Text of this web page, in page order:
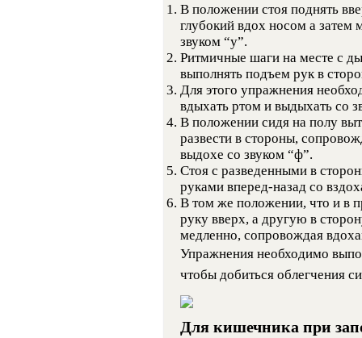
В положении стоя поднять
глубокий вдох носом а затем
звуком “у”.
Ритмичные шаги на месте с
выполнять подъем рук в
Для этого упражнения
вдыхать ртом и выдыхать со
В положении сидя на полу
развести в стороны,
выдохе со звуком “ф”.
Стоя с разведенными в
руками вперед-назад со
В том же положении, что и в
руку вверх, а другую в
медленно, сопровождая
Упражнения необходимо
чтобы добиться облегчения
Для кишечника при